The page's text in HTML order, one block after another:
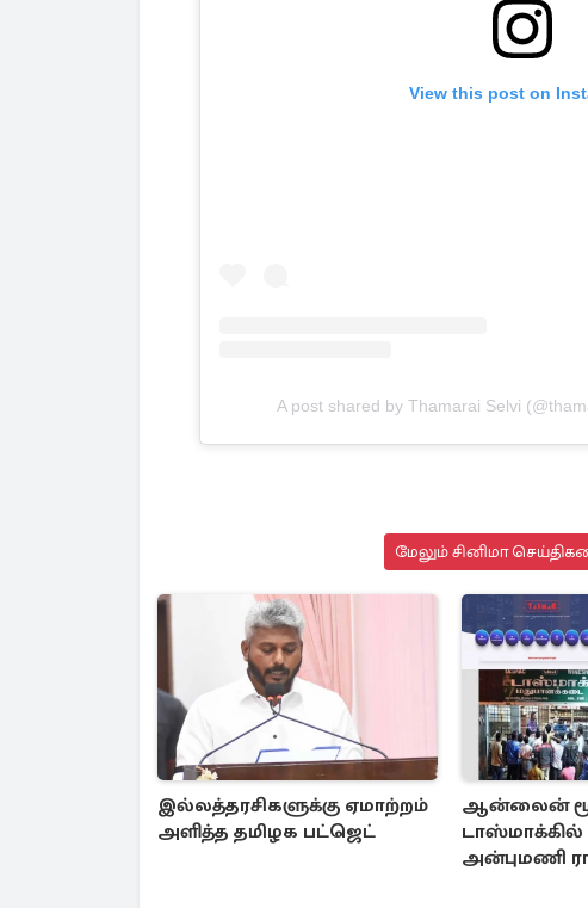
View this post on
A post shared by Thamarai Selvi
மேலும் சினிமா
இல்லத்தரசிகளுக்கு ஏமாற்றம்
அளித்த தமிழக பட்ஜெட்
ஆன்லைன்
டாஸ்மாக்கில்
அன்புமணி